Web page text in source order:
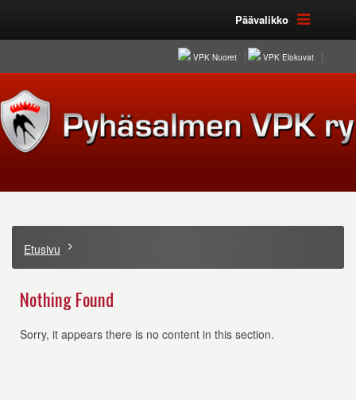
Päävalikko
VPK Nuoret VPK Elokuvat
Etusivu
Nothing Found
Sorry, it appears there is no content in this section.